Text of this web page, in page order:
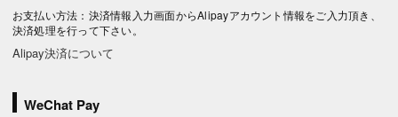
お支払い方法：決済情報入力画面からAlipayアカウント情報をご入力頂き、
決済処理を行って下さい。
Alipay決済について
WeChat Pay